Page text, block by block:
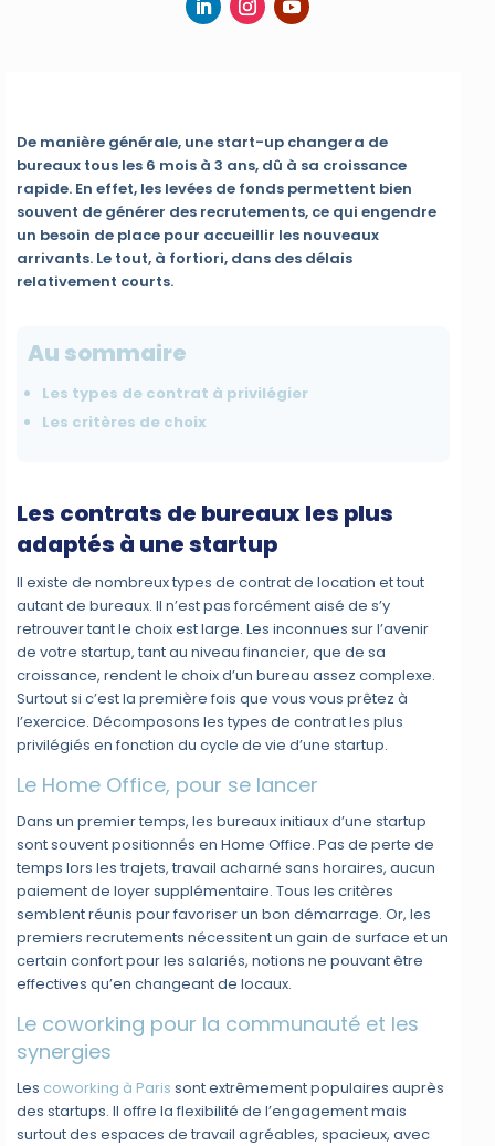
De manière générale, une start-up changera de
bureaux tous les 6 mois à 3 ans, dû à sa croissance
rapide. En effet, les levées de fonds permettent bien
souvent de générer des recrutements, ce qui engendre
un besoin de place pour accueillir les nouveaux
arrivants. Le tout, à fortiori, dans des délais
relativement courts.
Au sommaire
Les types de contrat à privilégier
Les critères de choix
Les contrats de bureaux les plus
adaptés à une startup
Il existe de nombreux types de contrat de location et tout
autant de bureaux. Il n’est pas forcément aisé de s’y
retrouver tant le choix est large. Les inconnues sur l’avenir
de votre startup, tant au niveau financier, que de sa
croissance, rendent le choix d’un bureau assez complexe.
Surtout si c’est la première fois que vous vous prêtez à
l’exercice. Décomposons les types de contrat les plus
privilégiés en fonction du cycle de vie d’une startup.
Le Home Office, pour se lancer
Dans un premier temps, les bureaux initiaux d’une startup
sont souvent positionnés en Home Office. Pas de perte de
temps lors les trajets, travail acharné sans horaires, aucun
paiement de loyer supplémentaire. Tous les critères
semblent réunis pour favoriser un bon démarrage. Or, les
premiers recrutements nécessitent un gain de surface et un
certain confort pour les salariés, notions ne pouvant être
effectives qu’en changeant de locaux.
Le coworking pour la communauté et les
synergies
Les coworking à Paris sont extrêmement populaires auprès
des startups. Il offre la flexibilité de l’engagement mais
surtout des espaces de travail agréables, spacieux, avec